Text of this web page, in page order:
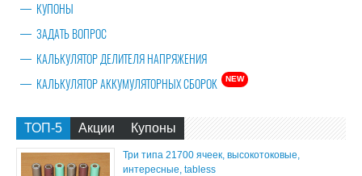
КУПОНЫ
ЗАДАТЬ ВОПРОС
КАЛЬКУЛЯТОР ДЕЛИТЕЛЯ НАПРЯЖЕНИЯ
NEW
КАЛЬКУЛЯТОР АККУМУЛЯТОРНЫХ СБОРОК
ТОП-5 Акции Купоны
Три типа 21700 ячеек, высокотоковые,
интересные, tabless